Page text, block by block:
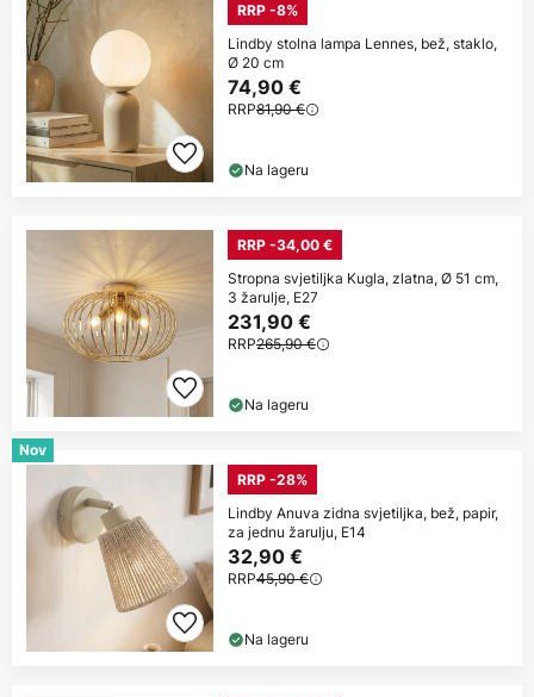
RRP -8%
Lindby stolna lampa Lennes, bež, staklo,
Ø 20 cm
74,90 €
RRP81,90 €
Na lageru
RRP -34,00 €
Stropna svjetiljka Kugla, zlatna, Ø 51 cm,
3 žarulje, E27
231,90 €
RRP265,90 €
Na lageru
Nov
RRP -28%
Lindby Anuva zidna svjetiljka, bež, papir,
za jednu žarulju, E14
32,90 €
RRP45,90 €
Na lageru